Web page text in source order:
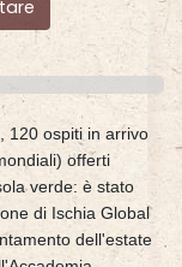
120 ospiti in arrivo
offerti
verde: è stato
di Ischia Global
dell'estate